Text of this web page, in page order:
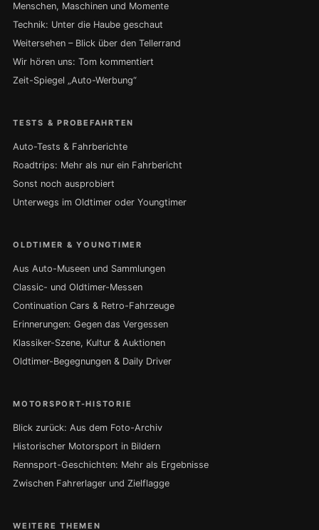
Menschen, Maschinen und Momente
Technik: Unter die Haube geschaut
Weitersehen – Blick über den Tellerrand
Wir hören uns: Tom kommentiert
Zeit-Spiegel „Auto-Werbung“
TESTS & PROBEFAHRTEN
Auto-Tests & Fahrberichte
Roadtrips: Mehr als nur ein Fahrbericht
Sonst noch ausprobiert
Unterwegs im Oldtimer oder Youngtimer
OLDTIMER & YOUNGTIMER
Aus Auto-Museen und Sammlungen
Classic- und Oldtimer-Messen
Continuation Cars & Retro-Fahrzeuge
Erinnerungen: Gegen das Vergessen
Klassiker-Szene, Kultur & Auktionen
Oldtimer-Begegnungen & Daily Driver
MOTORSPORT-HISTORIE
Blick zurück: Aus dem Foto-Archiv
Historischer Motorsport in Bildern
Rennsport-Geschichten: Mehr als Ergebnisse
Zwischen Fahrerlager und Zielflagge
WEITERE THEMEN